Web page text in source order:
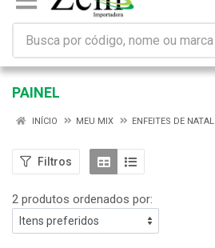
PAINEL
INÍCIO MEU MIX ENFEITES DE NATAL
Filtros
2 produtos ordenados por: